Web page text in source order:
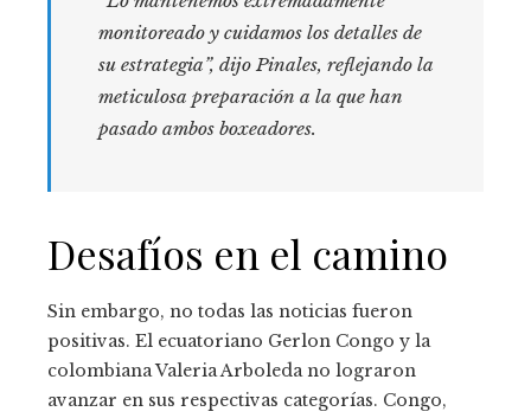
monitoreado y cuidamos los detalles de
su estrategia”, dijo Pinales, reflejando la
meticulosa preparación a la que han
pasado ambos boxeadores.
Desafíos en el camino
Sin embargo, no todas las noticias fueron
positivas. El ecuatoriano Gerlon Congo y la
colombiana Valeria Arboleda no lograron
avanzar en sus respectivas categorías. Congo,